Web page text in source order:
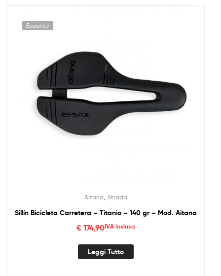
Esaurito
Aitana Strada
Sillín Bicicleta Carretera – Titanio – 140 gr – Mod. Aitana
€ 174,90IVA inclusa
Leggi Tutto